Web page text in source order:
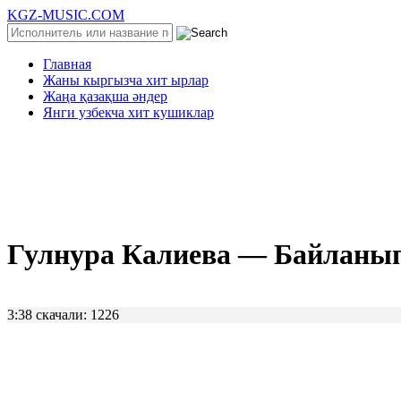
KGZ-MUSIC.COM
Главная
Жаны кыргызча хит ырлар
Жаңа қазақша әндер
Янги узбекча хит кушиклар
Гулнура Калиева —
3:38 скачали: 1226